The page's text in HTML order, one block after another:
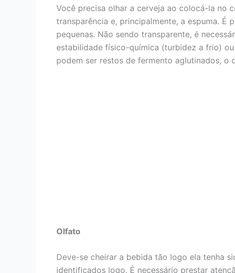
Você precisa olhar a cerveja ao colocá-la no
transparência e, principalmente, a espuma. É
pequenas. Não sendo transparente, é
estabilidade físico-química (turbidez a frio)
podem ser restos de fermento aglutinados, o
Olfato
Deve-se cheirar a bebida tão logo ela tenha
identificados logo. É necessário prestar